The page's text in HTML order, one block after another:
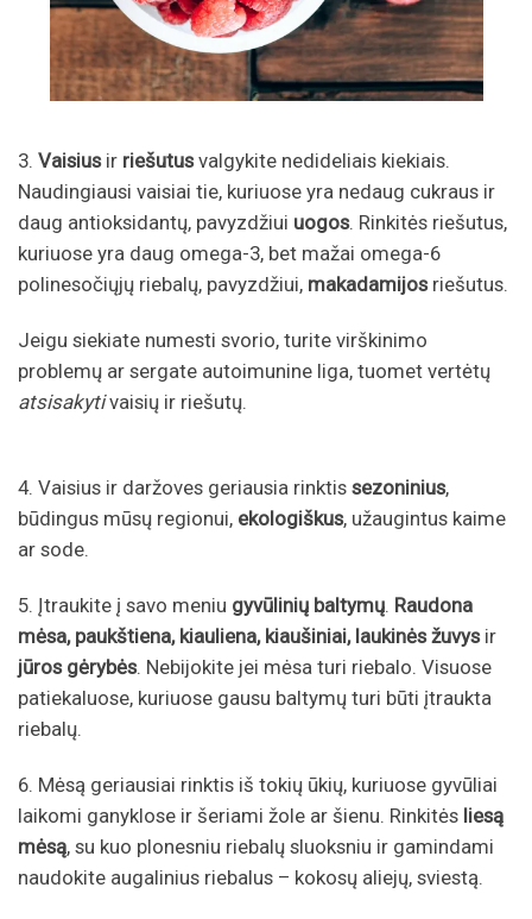
3. Vaisiusir riešutusvalgykite nedideliais kiekiais.
Naudingiausi vaisiai tie, kuriuose yra nedaug cukraus ir
daug antioksidantų, pavyzdžiui uogos. Rinkitės riešutus,
kuriuose yra daug omega-3, bet mažai omega-6
polinesočiųjų riebalų, pavyzdžiui, makadamijos riešutus.
Jeigu siekiate numesti svorio, turite virškinimo
problemų ar sergate autoimunine liga, tuomet vertėtų
atsisakytivaisių ir riešutų.
4. Vaisius ir daržoves geriausia rinktis sezoninius,
būdingus mūsų regionui, ekologiškus, užaugintus kaime
ar sode.
5. Įtraukite į savo meniu gyvūlinių baltymų. Raudona
mėsa, paukštiena, kiauliena, kiaušiniai, laukinės žuvys ir
jūros gėrybės. Nebijokite jei mėsa turi riebalo. Visuose
patiekaluose, kuriuose gausu baltymų turi būti įtraukta
riebalų.
6. Mėsą geriausiai rinktis iš tokių ūkių, kuriuose gyvūliai
laikomi ganyklose ir šeriami žole ar šienu. Rinkitės liesą
mėsą, su kuo plonesniu riebalų sluoksniu ir gamindami
naudokite augalinius riebalus – kokosų aliejų, sviestą.